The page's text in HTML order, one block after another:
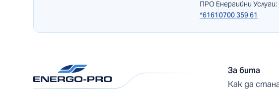
ПРО Енергийни Услуги:
*61610700 359 61
За бита
Как да